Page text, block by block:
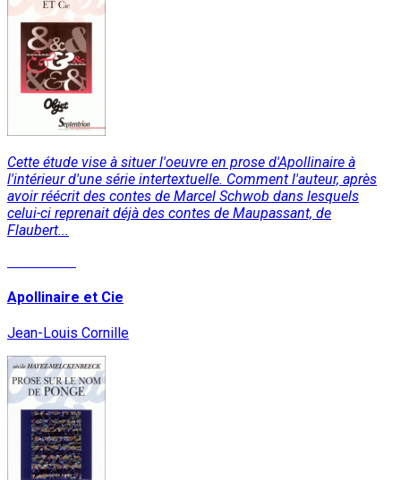
Cette étude vise à situer l'oeuvre en prose d'Apollinaire à
l'intérieur d'une série intertextuelle. Comment l'auteur, après
avoir réécrit des contes de Marcel Schwob dans lesquels
celui-ci reprenait déjà des contes de Maupassant, de
Flaubert...
Apollinaire et Cie
Jean-Louis Cornille